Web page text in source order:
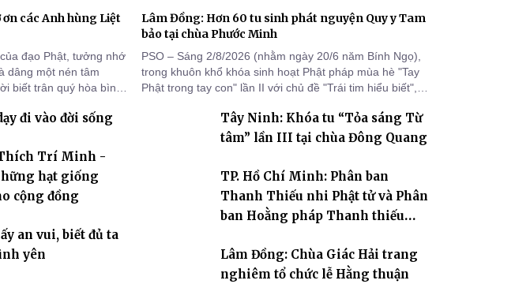
các Anh hùng Liệt
đạo Phật, tưởng nhớ
dâng một nén tâm
biết trân quý hòa bình,
đi vào đời sống
Trí Minh -
hạt giống
cộng đồng
an vui, biết đủ ta
yên
Lâm Đồng: Hơn 60 tu sinh phát nguyện Quy y Tam
bảo tại chùa Phước Minh
PSO – Sáng 2/8/2026 (nhằm ngày 20/6 năm Bính Ngọ),
trong khuôn khổ khóa sinh hoạt Phật pháp mùa hè "Tay
Phật trong tay con" lần II với chủ đề "Trái tim hiểu biết",
chức lễ phát nguyện quy y Tam bảo cho hơn 60 tu sinh.
Tây Ninh: Khóa tu “Tỏa sáng Từ
tâm” lần III tại chùa Đông Quang
TP. Hồ Chí Minh: Phân ban
Thanh Thiếu nhi Phật tử và Phân
ban Hoằng pháp Thanh thiếu
nhiệm kỳ IX (2022 – 2027)
Lâm Đồng: Chùa Giác Hải trang
nghiêm tổ chức lễ Hằng thuận